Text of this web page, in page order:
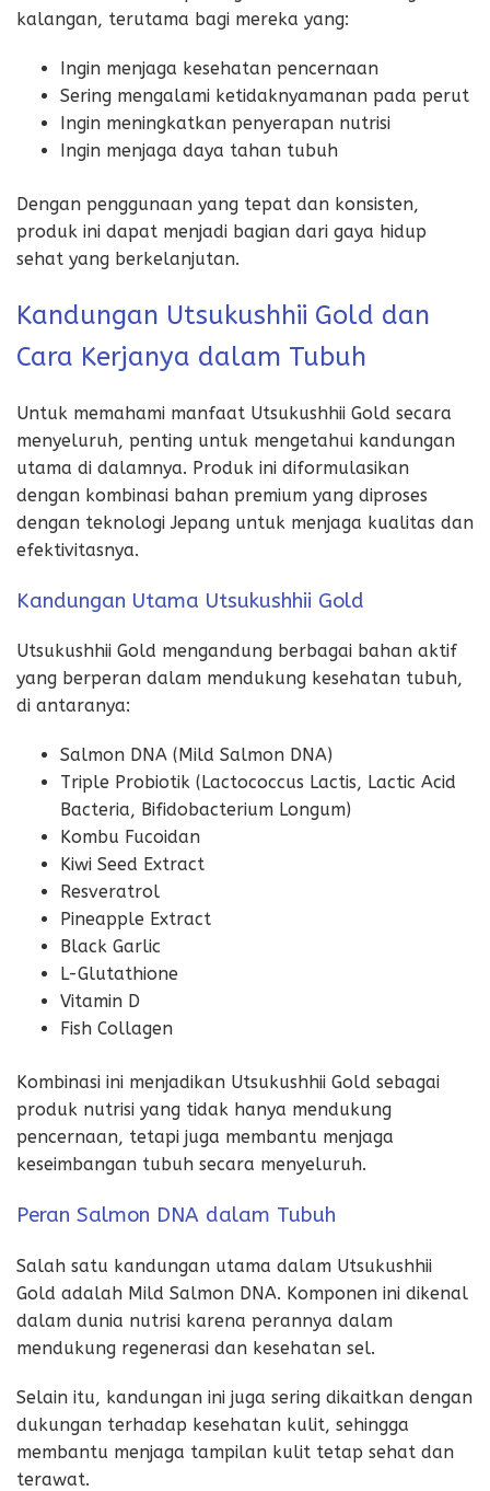
kalangan, terutama bagi mereka yang:
Ingin menjaga kesehatan pencernaan
Sering mengalami ketidaknyamanan pada perut
Ingin meningkatkan penyerapan nutrisi
Ingin menjaga daya tahan tubuh
Dengan penggunaan yang tepat dan konsisten,
produk ini dapat menjadi bagian dari gaya hidup
sehat yang berkelanjutan.
Kandungan Utsukushhii Gold dan
Cara Kerjanya dalam Tubuh
Untuk memahami manfaat Utsukushhii Gold secara
menyeluruh, penting untuk mengetahui kandungan
utama di dalamnya. Produk ini diformulasikan
dengan kombinasi bahan premium yang diproses
dengan teknologi Jepang untuk menjaga kualitas dan
efektivitasnya.
Kandungan Utama Utsukushhii Gold
Utsukushhii Gold mengandung berbagai bahan aktif
yang berperan dalam mendukung kesehatan tubuh,
di antaranya:
Salmon DNA (Mild Salmon DNA)
Triple Probiotik (Lactococcus Lactis, Lactic Acid
Bacteria, Bifidobacterium Longum)
Kombu Fucoidan
Kiwi Seed Extract
Resveratrol
Pineapple Extract
Black Garlic
L-Glutathione
Vitamin D
Fish Collagen
Kombinasi ini menjadikan Utsukushhii Gold sebagai
produk nutrisi yang tidak hanya mendukung
pencernaan, tetapi juga membantu menjaga
keseimbangan tubuh secara menyeluruh.
Peran Salmon DNA dalam Tubuh
Salah satu kandungan utama dalam Utsukushhii
Gold adalah Mild Salmon DNA. Komponen ini dikenal
dalam dunia nutrisi karena perannya dalam
mendukung regenerasi dan kesehatan sel.
Selain itu, kandungan ini juga sering dikaitkan dengan
dukungan terhadap kesehatan kulit, sehingga
membantu menjaga tampilan kulit tetap sehat dan
terawat.